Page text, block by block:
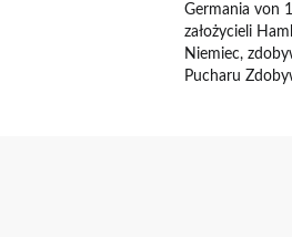
Germania von
założycieli
Niemiec,
Pucharu